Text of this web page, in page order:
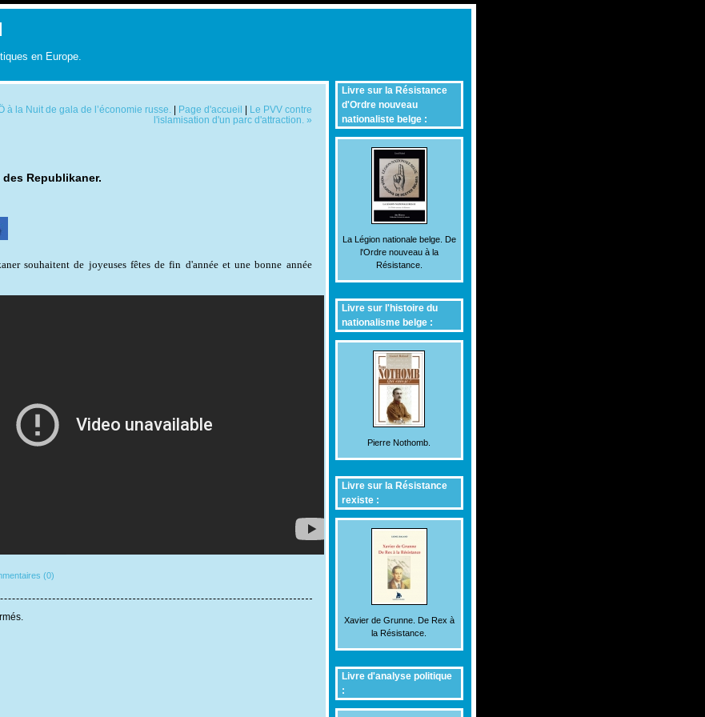
en Europe.
Livre sur la Résistance
d'Ordre nouveau
nationaliste belge :
La Légion nationale belge. De
l'Ordre nouveau à la
Résistance.
Livre sur l'histoire du
nationalisme belge :
Pierre Nothomb.
Livre sur la Résistance
rexiste :
Xavier de Grunne. De Rex à
la Résistance.
Livre d'analyse politique
:
à la Nuit de gala de l’économie russe. | Page d'accueil | Le PVV contre
l'islamisation d'un parc d'attraction. »
Republikaner.
souhaitent de joyeuses fêtes de fin d'année et une bonne année
(0)